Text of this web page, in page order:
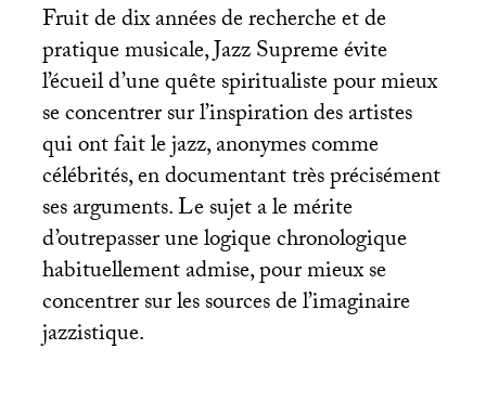
Fruit de dix années de recherche et de
pratique musicale, Jazz Supreme évite
l’écueil d’une quête spiritualiste pour mieux
se concentrer sur l’inspiration des artistes
qui ont fait le jazz, anonymes comme
célébrités, en documentant très précisément
ses arguments. Le sujet a le mérite
d’outrepasser une logique chronologique
habituellement admise, pour mieux se
concentrer sur les sources de l’imaginaire
jazzistique.